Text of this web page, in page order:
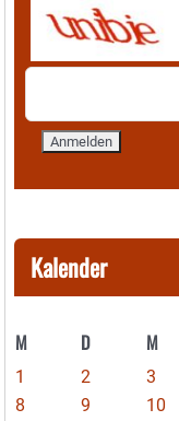
Kalender
M D M
1 2 3
8
9 10